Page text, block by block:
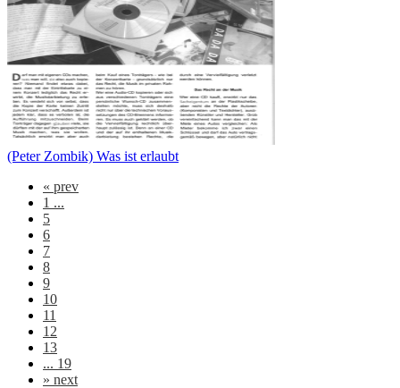
(Peter Zombik) Was ist erlaubt
« prev
1 ...
5
6
7
8
9
10
11
12
13
... 19
» next